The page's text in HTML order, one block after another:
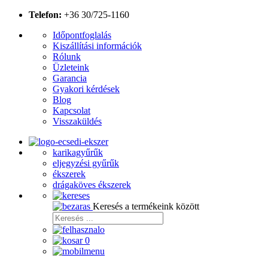
Telefon: +36 30/725-1160
Időpontfoglalás
Kiszállítási információk
Rólunk
Üzleteink
Garancia
Gyakori kérdések
Blog
Kapcsolat
Visszaküldés
karikagyűrűk
eljegyzési gyűrűk
ékszerek
drágaköves ékszerek
Keresés a termékeink között
0